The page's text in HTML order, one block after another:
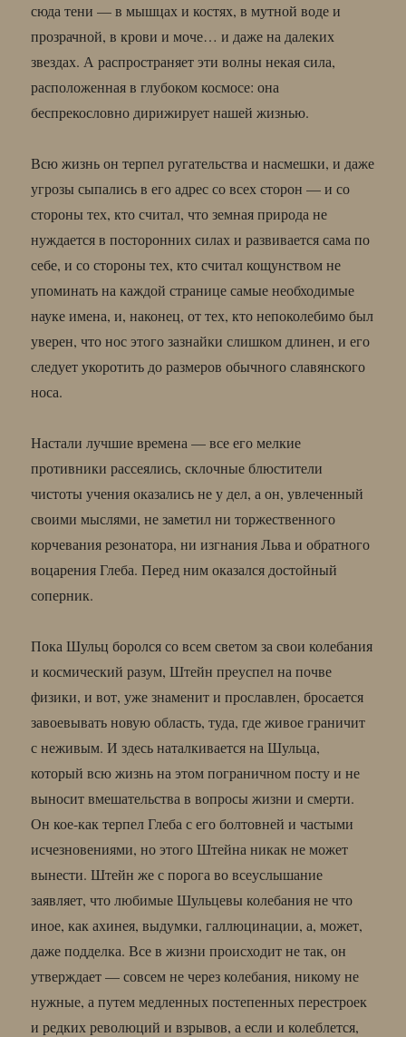
сюда тени — в мышцах и костях, в мутной воде и
прозрачной, в крови и моче… и даже на далеких
звездах. А распространяет эти волны некая сила,
расположенная в глубоком космосе: она
беспрекословно дирижирует нашей жизнью.
Всю жизнь он терпел ругательства и насмешки, и даже
угрозы сыпались в его адрес со всех сторон — и со
стороны тех, кто считал, что земная природа не
нуждается в посторонних силах и развивается сама по
себе, и со стороны тех, кто считал кощунством не
упоминать на каждой странице самые необходимые
науке имена, и, наконец, от тех, кто непоколебимо был
уверен, что нос этого зазнайки слишком длинен, и его
следует укоротить до размеров обычного славянского
носа.
Настали лучшие времена — все его мелкие
противники рассеялись, склочные блюстители
чистоты учения оказались не у дел, а он, увлеченный
своими мыслями, не заметил ни торжественного
корчевания резонатора, ни изгнания Льва и обратного
воцарения Глеба. Перед ним оказался достойный
соперник.
Пока Шульц боролся со всем светом за свои колебания
и космический разум, Штейн преуспел на почве
физики, и вот, уже знаменит и прославлен, бросается
завоевывать новую область, туда, где живое граничит
с неживым. И здесь наталкивается на Шульца,
который всю жизнь на этом пограничном посту и не
выносит вмешательства в вопросы жизни и смерти.
Он кое-как терпел Глеба с его болтовней и частыми
исчезновениями, но этого Штейна никак не может
вынести. Штейн же с порога во всеуслышание
заявляет, что любимые Шульцевы колебания не что
иное, как ахинея, выдумки, галлюцинации, а, может,
даже подделка. Все в жизни происходит не так, он
утверждает — совсем не через колебания, никому не
нужные, а путем медленных постепенных перестроек
и редких революций и взрывов, а если и колеблется,